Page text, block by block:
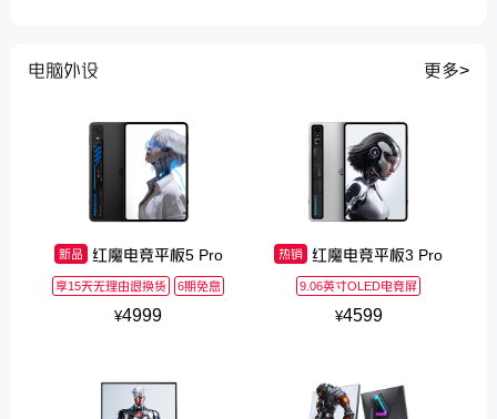
电脑外设 更多>
新品 红魔电竞平板5 Pro
享15天无理由退换货 6期免息
¥4999
热销 红魔电竞平板3 Pro
9.06英寸OLED电竞屏
¥4599